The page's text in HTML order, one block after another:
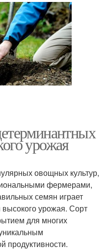
урожая
овощных культур,
фермерами,
семян играет
урожая. Сорт
для многих
продуктивности.